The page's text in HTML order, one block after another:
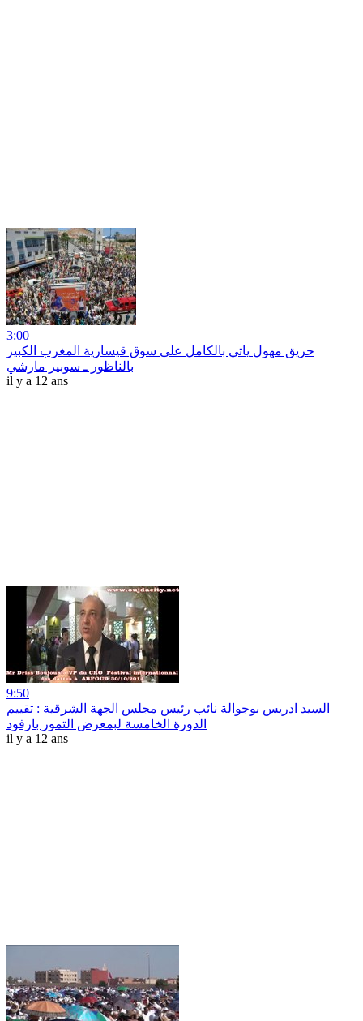
3:00
حريق مهول ياتي بالكامل على سوق قيسارية المغرب الكبير
بالناظور ـ سوبير مارشي
il y a 12 ans
9:50
السيد ادريس بوجوالة نائب رئيس مجلس الجهة الشرقية : تقييم
الدورة الخامسة لبمعرض التمور بارفود
il y a 12 ans